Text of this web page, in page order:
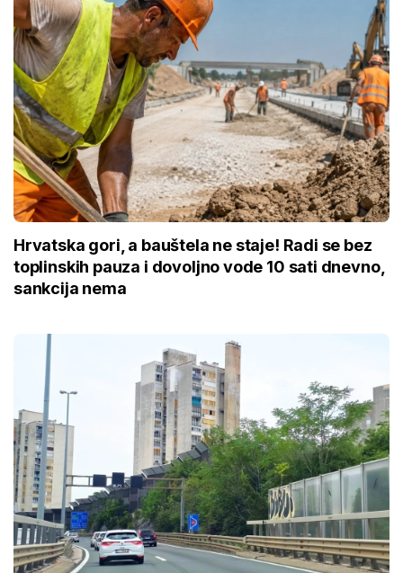
Hrvatska gori, a bauštela ne staje! Radi se bez
toplinskih pauza i dovoljno vode 10 sati dnevno,
sankcija nema